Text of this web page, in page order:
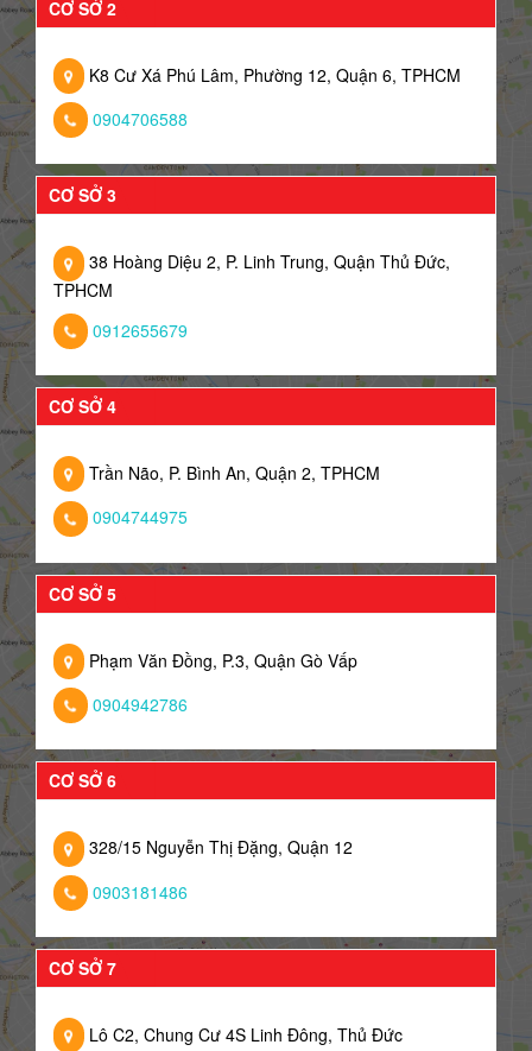
CƠ SỞ 2
K8 Cư Xá Phú Lâm, Phường 12, Quận 6, TPHCM
0904706588
CƠ SỞ 3
38 Hoàng Diệu 2, P. Linh Trung, Quận Thủ Đức,
TPHCM
0912655679
CƠ SỞ 4
Trần Não, P. Bình An, Quận 2, TPHCM
0904744975
CƠ SỞ 5
Phạm Văn Đồng, P.3, Quận Gò Vấp
0904942786
CƠ SỞ 6
328/15 Nguyễn Thị Đặng, Quận 12
0903181486
CƠ SỞ 7
Lô C2, Chung Cư 4S Linh Đông, Thủ Đức